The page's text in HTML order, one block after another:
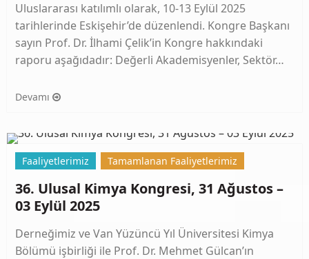
Uluslararası katılımlı olarak, 10-13 Eylül 2025
tarihlerinde Eskişehir’de düzenlendi. Kongre Başkanı
sayın Prof. Dr. İlhami Çelik’in Kongre hakkındaki
raporu aşağıdadır: Değerli Akademisyenler, Sektör…
Devamı
Faaliyetlerimiz Tamamlanan Faaliyetlerimiz
36. Ulusal Kimya Kongresi, 31 Ağustos –
03 Eylül 2025
Derneğimiz ve Van Yüzüncü Yıl Üniversitesi Kimya
Bölümü işbirliği ile Prof. Dr. Mehmet Gülcan’ın